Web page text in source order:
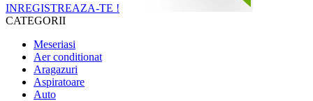
INREGISTREAZA-TE !
CATEGORII
Meseriasi
Aer conditionat
Aragazuri
Aspiratoare
Auto